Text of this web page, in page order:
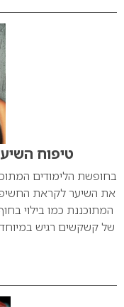
טיפוח
בחופשת הלימודים
את השיער לקראת החשיפה
המתוכננת כמו בילוי
של קשקשים רגיש